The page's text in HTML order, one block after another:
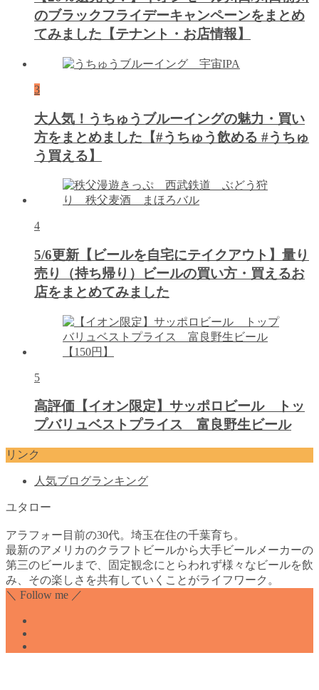
のブラックフライデーキャンペーンをまとめ
てみました【テナント・お店情報】
3
大人気！うちゅうブルーイングの魅力・買い
方をまとめました【#うちゅう飲める #うちゅ
う買える】
4
5/6更新【ビールを自宅にテイクアウト】量り
売り（持ち帰り）ビールの買い方・買えるお
店をまとめてみました
5
高評価【イオン限定】サッポロビール トッ
プバリュベストプライス 富良野生ビール
リンク
人気ブログランキング
ユタロー
アラフォー目前の30代。埼玉在住の千葉育ち。
最新のアメリカのクラフトビールから大手ビールメーカーの
第三のビールまで、固定観念にとらわれず様々なビールを飲
み、その楽しさを共有していくことがライフワーク。
＼ Follow me ／